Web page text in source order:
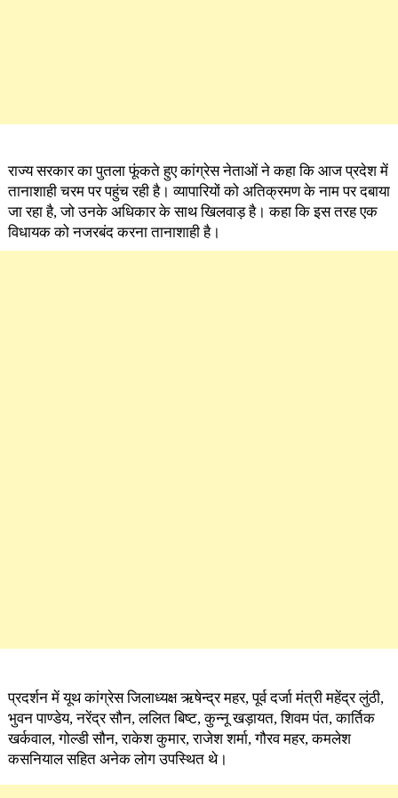
राज्य सरकार का पुतला फूंकते हुए कांग्रेस नेताओं ने कहा कि आज प्रदेश में
तानाशाही चरम पर पहुंच रही है। व्यापारियों को अतिक्रमण के नाम पर दबाया
जा रहा है, जो उनके अधिकार के साथ खिलवाड़ है। कहा कि इस तरह एक
विधायक को नजरबंद करना तानाशाही है।
प्रदर्शन में यूथ कांग्रेस जिलाध्यक्ष ऋषेन्द्र महर, पूर्व दर्जा मंत्री महेंद्र लुंठी,
भुवन पाण्डेय, नरेंद्र सौन, ललित बिष्ट, कुन्नू खड़ायत, शिवम पंत, कार्तिक
खर्कवाल, गोल्डी सौन, राकेश कुमार, राजेश शर्मा, गौरव महर, कमलेश
कसनियाल सहित अनेक लोग उपस्थित थे।